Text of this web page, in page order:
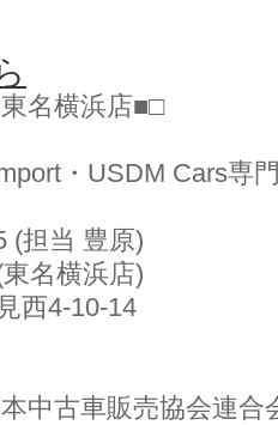
名横浜店■□
・USDM Cars専
(担当 豊原)
名横浜店)
西4-10-14
中古車販売協会連合